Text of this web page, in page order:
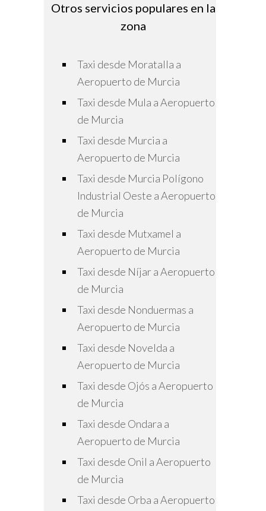
Otros servicios populares en la
zona
Taxi desde Moratalla a
Aeropuerto de Murcia
Taxi desde Mula a Aeropuerto
de Murcia
Taxi desde Murcia a
Aeropuerto de Murcia
Taxi desde Murcia Polígono
Industrial Oeste a Aeropuerto
de Murcia
Taxi desde Mutxamel a
Aeropuerto de Murcia
Taxi desde Níjar a Aeropuerto
de Murcia
Taxi desde Nonduermas a
Aeropuerto de Murcia
Taxi desde Novelda a
Aeropuerto de Murcia
Taxi desde Ojós a Aeropuerto
de Murcia
Taxi desde Ondara a
Aeropuerto de Murcia
Taxi desde Onil a Aeropuerto
de Murcia
Taxi desde Orba a Aeropuerto